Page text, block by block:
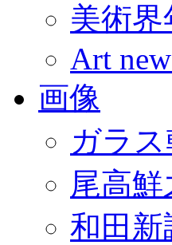
美術界
Art
画像
ガラス
尾高
和田新